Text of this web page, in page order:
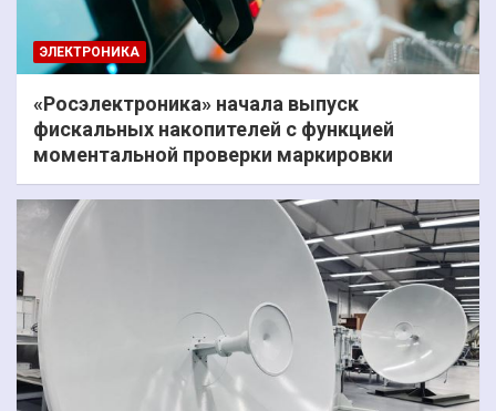
ЭЛЕКТРОНИКА
«Росэлектроника» начала выпуск
фискальных накопителей с функцией
моментальной проверки маркировки